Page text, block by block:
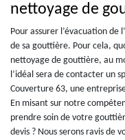
nettoyage de
Pour assurer l’évacuation
de sa gouttière. Pour cela,
nettoyage de gouttière, au
l’idéal sera de contacter un
Couverture 63, une
En misant sur notre
prendre soin de votre
devis ? Nous serons ravis de